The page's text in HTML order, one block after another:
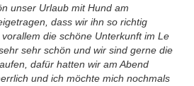
unser Urlaub mit Hund am
dass wir ihn so richtig
die schöne Unterkunft im Le
sehr schön und wir sind gerne die
dafür hatten wir am Abend
und ich möchte mich nochmals